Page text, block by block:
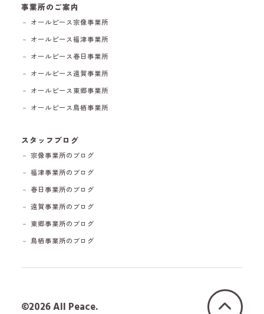
事業所のご案内
－ オールピース宗像事業所
－ オールピース福津事業所
－ オールピース春日事業所
－ オールピース遠賀事業所
－ オールピース東郷事業所
－ オールピース鳥栖事業所
スタッフブログ
－ 宗像事業所のブログ
－ 福津事業所のブログ
－ 春日事業所のブログ
－ 遠賀事業所のブログ
－ 東郷事業所のブログ
－ 鳥栖事業所のブログ
©2026 All Peace.